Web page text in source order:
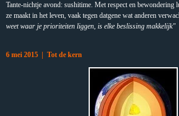
Tante-nichtje avond: sushitime. Met respect en bewondering
ze maakt in het leven, vaak tegen datgene wat anderen
weet waar je prioriteiten liggen, is elke beslissing makkelijk"
6 mei 2015 | Tot de kern